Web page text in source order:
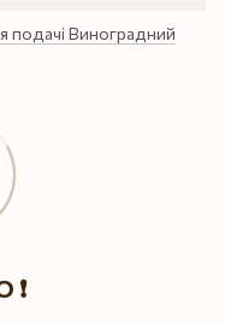
подачі Виноградний